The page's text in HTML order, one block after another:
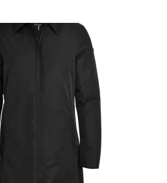
OFFERTEAANVRAAG